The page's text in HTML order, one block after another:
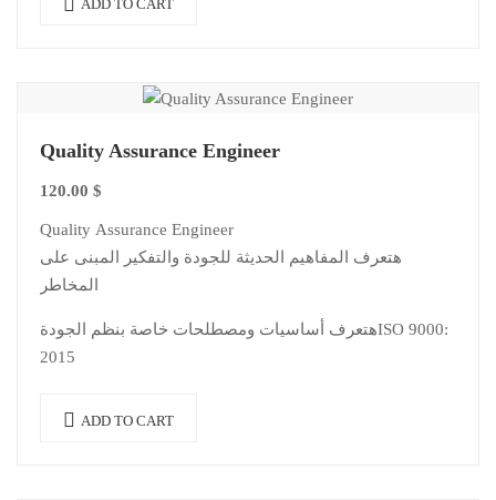
ADD TO CART
Quality Assurance Engineer
120.00 $
Quality Assurance Engineer
هتعرف المفاهيم الحديثة للجودة والتفكير المبنى على
المخاطر
هتعرف أساسيات ومصطلحات خاصة بنظم الجودةISO 9000:
2015
ADD TO CART